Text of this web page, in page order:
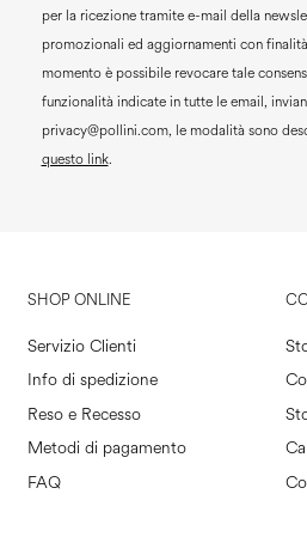
per la ricezione tramite e-mail della
promozionali ed aggiornamenti con
momento è possibile revocare tale
funzionalità indicate in tutte le email,
privacy@pollini.com, le modalità sono
questo link.
SHOP ONLINE
Servizio Clienti
Info di spedizione
Reso e Recesso
Metodi di pagamento
FAQ